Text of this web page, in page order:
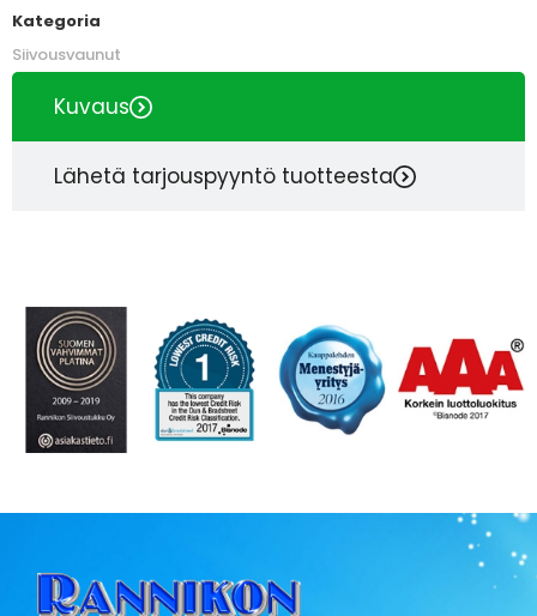
Kategoria
Siivousvaunut
Kuvaus
Lähetä tarjouspyyntö tuotteesta